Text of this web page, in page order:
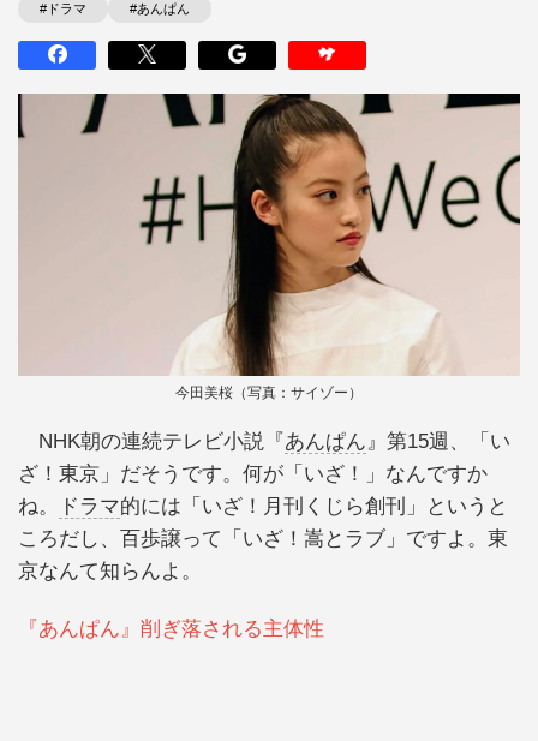
#ドラマ #あんぱん
今田美桜（写真：サイゾー）
NHK朝の連続テレビ小説『あんぱん』第15週、「い
ざ！東京」だそうです。何が「いざ！」なんですか
ね。
ドラマ的には「いざ！月刊くじら創刊」というと
ころだし、百歩譲って「いざ！嵩とラブ」ですよ。東
京なんて知らんよ。
『あんぱん』削ぎ落される主体性